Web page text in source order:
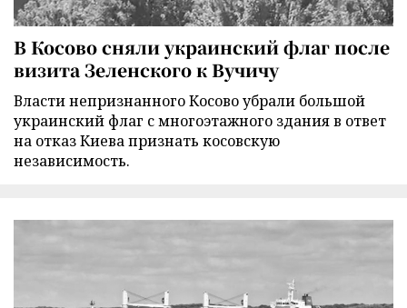
В Косово сняли украинский флаг после
визита Зеленского к Вучичу
Власти непризнанного Косово убрали большой
украинский флаг с многоэтажного здания в ответ
на отказ Киева признать косовскую
независимость.